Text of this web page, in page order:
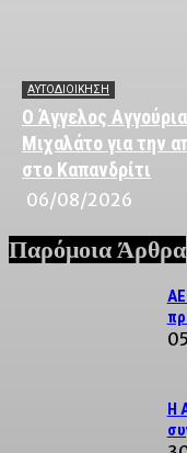
ΑΥΤΟΔΙΟΙΚΗΣΗ
Ο Άγγελος
Μιχαλάτο για την
στο Καπανδρίτι
06/08/2026
Παρόμοια Άρθρα
Η